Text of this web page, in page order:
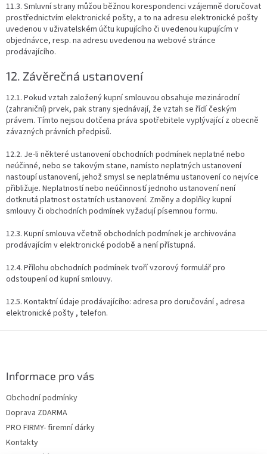
11.3. Smluvní strany můžou běžnou korespondenci vzájemně doručovat
prostřednictvím elektronické pošty, a to na adresu elektronické pošty
uvedenou v uživatelském účtu kupujícího či uvedenou kupujícím v
objednávce, resp. na adresu uvedenou na webové stránce
prodávajícího.
12. Závěrečná ustanovení
12.1. Pokud vztah založený kupní smlouvou obsahuje mezinárodní
(zahraniční) prvek, pak strany sjednávají, že vztah se řídí českým
právem. Tímto nejsou dotčena práva spotřebitele vyplývající z obecně
závazných právních předpisů.
12.2. Je-li některé ustanovení obchodních podmínek neplatné nebo
neúčinné, nebo se takovým stane, namísto neplatných ustanovení
nastoupí ustanovení, jehož smysl se neplatnému ustanovení co nejvíce
přibližuje. Neplatností nebo neúčinností jednoho ustanovení není
dotknutá platnost ostatních ustanovení. Změny a doplňky kupní
smlouvy či obchodních podmínek vyžadují písemnou formu.
12.3. Kupní smlouva včetně obchodních podmínek je archivována
prodávajícím v elektronické podobě a není přístupná.
12.4. Přílohu obchodních podmínek tvoří vzorový formulář pro
odstoupení od kupní smlouvy.
12.5. Kontaktní údaje prodávajícího: adresa pro doručování , adresa
elektronické pošty , telefon.
Informace pro vás
Obchodní podmínky
Doprava ZDARMA
PRO FIRMY- firemní dárky
Kontakty